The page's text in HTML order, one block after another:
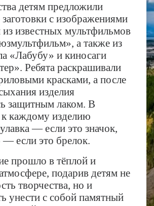
детям предложили
с изображениями
известных мультфильмов
а также из
«Лабубу» и киносаги
Ребята раскрашивали
красками, а после
изделия
защитным лаком. В
к каждому изделию
— если это значок,
— если это брелок.
прошло в тёплой и
подарив детям не
творчества, но и
унести с собой памятный